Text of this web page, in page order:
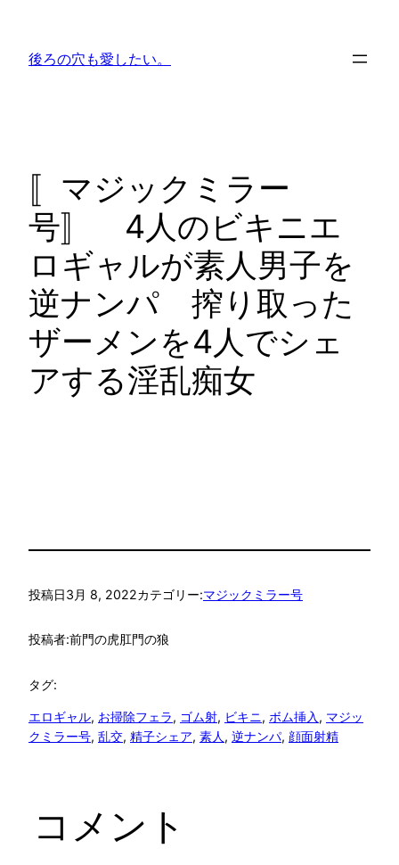
後ろの穴も愛したい。
〚マジックミラー
号〛 4人のビキニエ
ロギャルが素人男子を
逆ナンパ 搾り取った
ザーメンを4人でシェ
アする淫乱痴女
投稿日3月 8, 2022カテゴリー:マジックミラー号
投稿者:前門の虎肛門の狼
タグ:
エロギャル, お掃除フェラ, ゴム射, ビキニ, ボム挿入 , マジッ
クミラー号, 乱交, 精子シェア, 素人 , 逆ナンパ, 顔面射精
コメント